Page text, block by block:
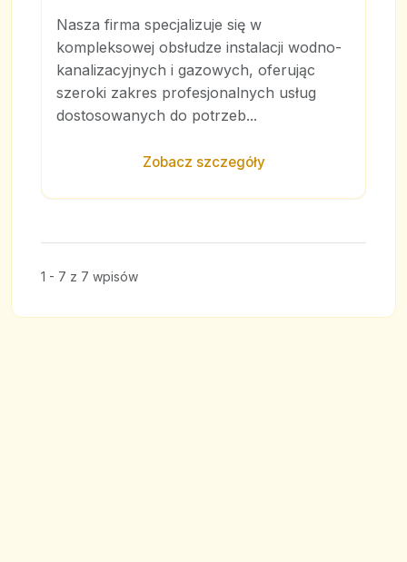
Nasza firma specjalizuje się w
kompleksowej obsłudze instalacji wodno-
kanalizacyjnych i gazowych, oferując
szeroki zakres profesjonalnych usług
dostosowanych do potrzeb...
Zobacz szczegóły
1 - 7 z 7 wpisów